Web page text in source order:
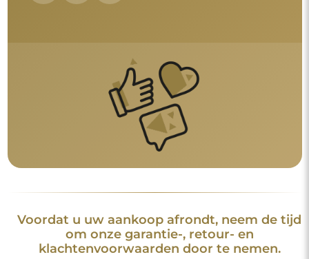
Voordat u uw aankoop afrondt, neem de tijd
om onze garantie-, retour- en
klachtenvoorwaarden door te nemen.